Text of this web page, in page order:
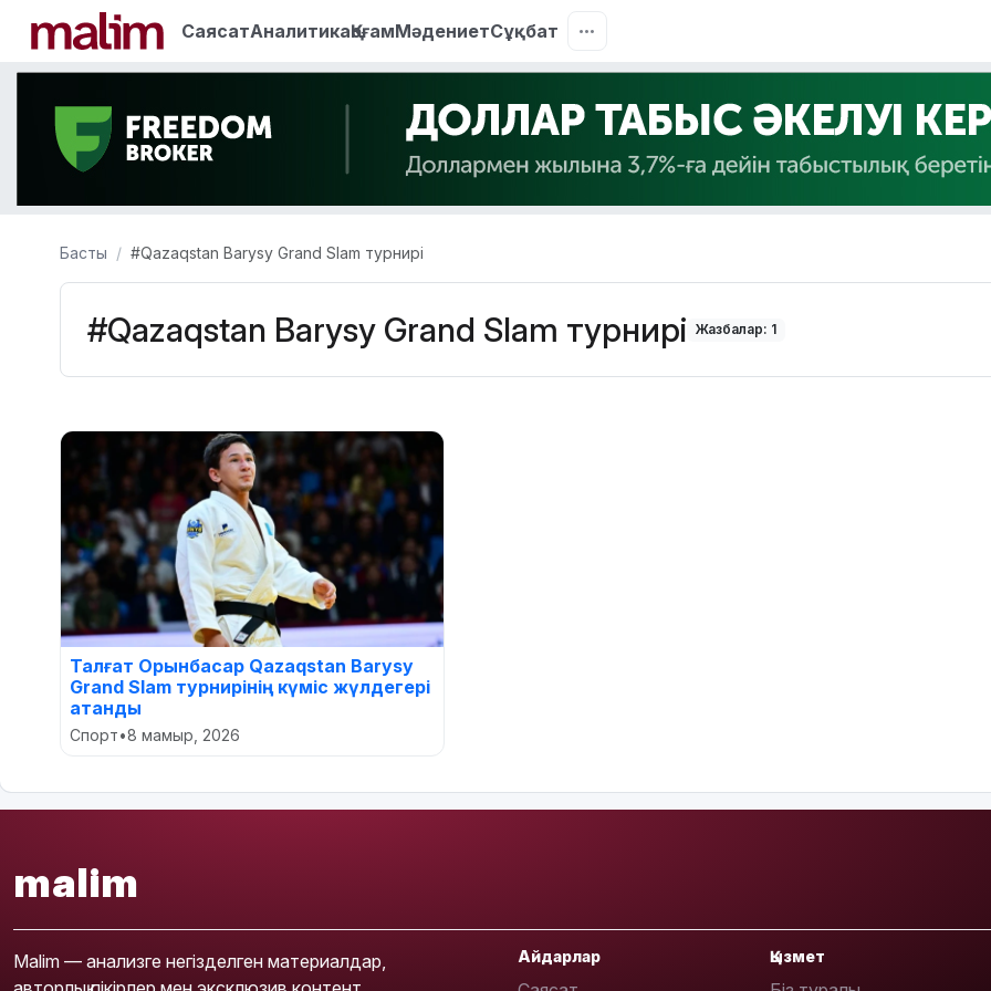
СаясатАналитикаҚоғамМәдениетСұқбат
Басты #Qazaqstan Barysy Grand Slam турнирі
#Qazaqstan Barysy Grand Slam турнирі Жазбалар: 1
Талғат Орынбасар Qazaqstan Barysy
Grand Slam турнирінің күміс жүлдегері
атанды
Спорт•8 мамыр, 2026
malim
Malim — анализге негізделген материалдар,
Айдарлар Қызмет